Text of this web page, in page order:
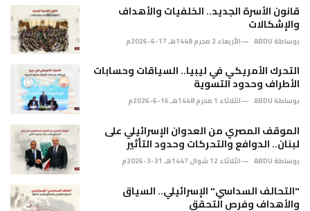
e
s
:
قانون الأسرة الجديد.. الخلفيات والأهداف
والإشكالات
بوساطة ABDU الأربعاء 2 محرم 1448هـ 17-6-2026م
التحرك الأمريكي في ليبيا.. السياقات وحسابات
الأطراف وحدود التسوية
بوساطة ABDU الثلاثاء 1 محرم 1448هـ 16-6-2026م
الموقف المصري من العدوان الإسرائيلي على
لبنان.. الدوافع والتحركات وحدود التأثير
بوساطة ABDU الثلاثاء 12 شوال 1447هـ 31-3-2026م
"التحالف السداسي" الإسرائيلي.. السياق
والأهداف وفرص التحقق